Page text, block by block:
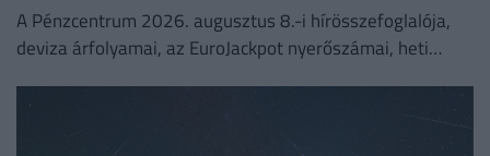
A Pénzcentrum 2026. augusztus 8.-i hírösszefoglalója,
deviza árfolyamai, az EuroJackpot nyerőszámai, heti